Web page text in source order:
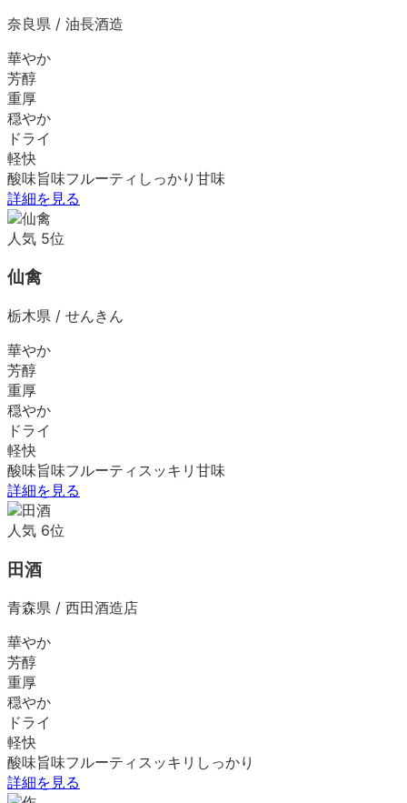
奈良県 / 油長酒造
華やか
芳醇
重厚
穏やか
ドライ
軽快
酸味旨味フルーティ しっかり 甘味
詳細を見る
人気 5位
仙禽
栃木県 / せんきん
華やか
芳醇
重厚
穏やか
ドライ
軽快
酸味旨味フルーティ スッキリ 甘味
詳細を見る
人気 6位
田酒
青森県 / 西田酒造店
華やか
芳醇
重厚
穏やか
ドライ
軽快
酸味旨味フルーティ スッキリ しっかり
詳細を見る